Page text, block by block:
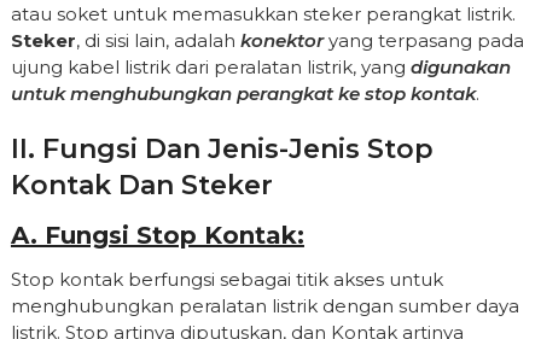
atau soket untuk memasukkan steker perangkat listrik.
Steker, di sisi lain, adalah konektoryang terpasang pada
ujung kabel listrik dari peralatan listrik, yang digunakan
untuk menghubungkan perangkat ke stop kontak.
II. Fungsi Dan Jenis-Jenis Stop
Kontak Dan Steker
A. Fungsi Stop Kontak:
Stop kontak berfungsi sebagai titik akses untuk
menghubungkan peralatan listrik dengan sumber daya
listrik. Stop artinya diputuskan, dan Kontak artinya